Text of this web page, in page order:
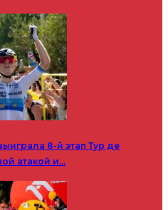
8-й этап Тур де
атакой и…